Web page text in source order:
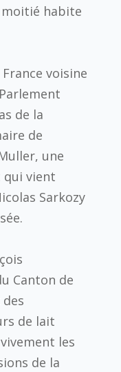
habite
voisine
de la
de
une
qui vient
Sarkozy
Canton de
de lait
les
de la